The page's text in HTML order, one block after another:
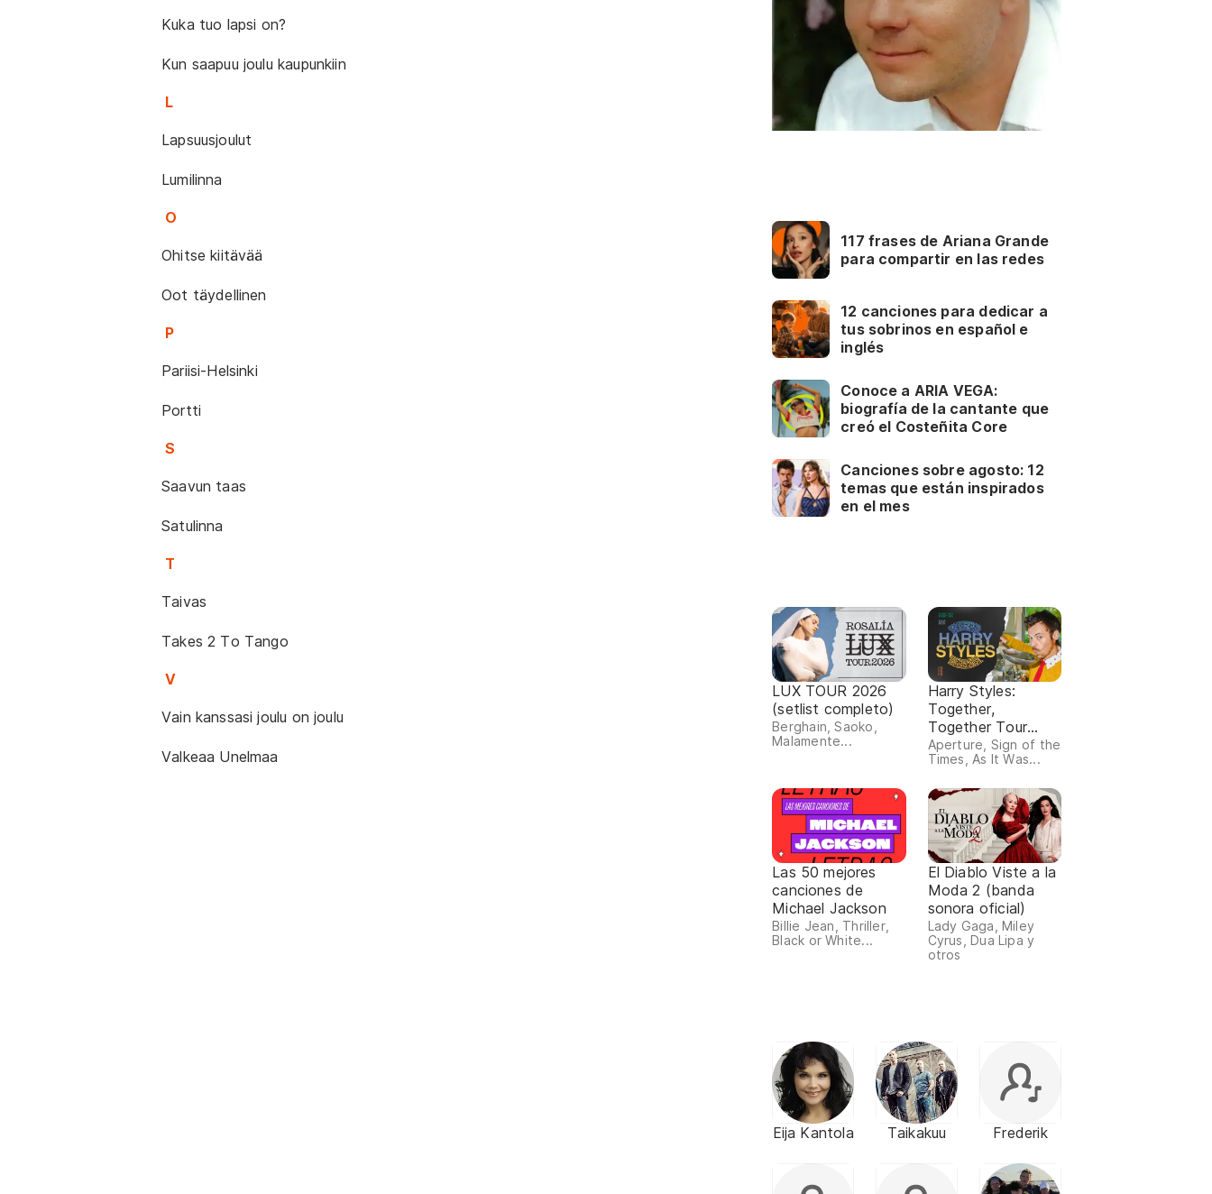
Kuka tuo lapsi on?
Kun saapuu joulu kaupunkiin
L
Lapsuusjoulut
Lumilinna
O
Ohitse kiitävää
Oot täydellinen
P
Pariisi-Helsinki
Portti
S
Saavun taas
Satulinna
T
Taivas
Takes 2 To Tango
V
Vain kanssasi joulu on joulu
Valkeaa Unelmaa
117 frases de Ariana Grande
para compartir en las redes
12 canciones para dedicar a
tus sobrinos en español e
inglés
Conoce a ARIA VEGA:
biografía de la cantante que
creó el Costeñita Core
Canciones sobre agosto: 12
temas que están inspirados
en el mes
LUX TOUR 2026
(setlist completo)
Berghain, Saoko,
Malamente...
Harry Styles:
Together,
Together Tour
(setlist completo)
Aperture, Sign of the
Times, As It Was...
Las 50 mejores
canciones de
Michael Jackson
Billie Jean, Thriller,
Black or White...
El Diablo Viste a la
Moda 2 (banda
sonora oficial)
Lady Gaga, Miley
Cyrus, Dua Lipa y
otros
Eija Kantola Taikakuu Frederik